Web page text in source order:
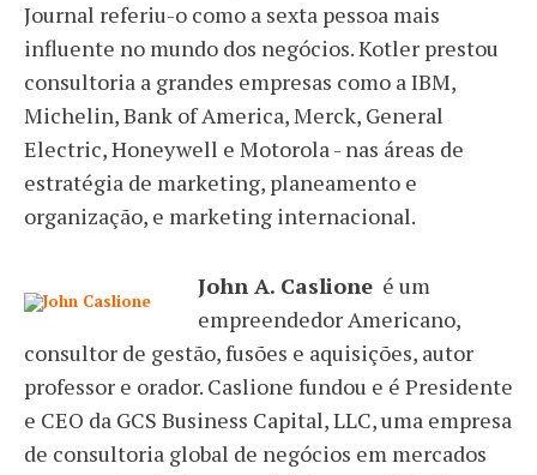
Journal referiu-o como a sexta pessoa mais
influente no mundo dos negócios. Kotler prestou
consultoria a grandes empresas como a IBM,
Michelin, Bank of America, Merck, General
Electric, Honeywell e Motorola - nas áreas de
estratégia de marketing, planeamento e
organização, e marketing internacional.
John A. Caslione é um
empreendedor Americano,
consultor de gestão, fusões e aquisições, autor
professor e orador. Caslione fundou e é Presidente
e CEO da GCS Business Capital, LLC, uma empresa
de consultoria global de negócios em mercados